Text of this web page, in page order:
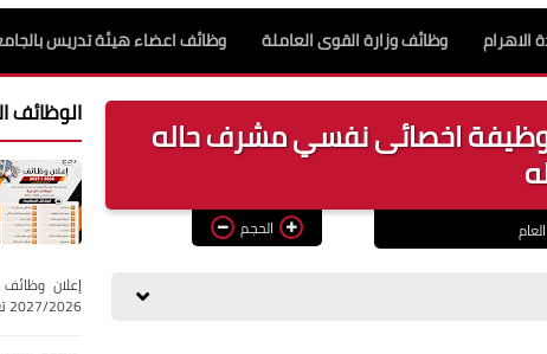
الاهرام وظائف وزارة القوى العاملة وظائف اعضاء هيئة تدريس
وظيفة اخصائى نفسي مشرف حاله
الحجم
الوظائف
2027/2026 تعلن المصرية للعلوم والتكنولوجيا عن فتح باب التقد…